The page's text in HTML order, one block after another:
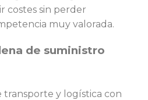
costes sin perder
muy valorada.
de suministro
transporte y logística con